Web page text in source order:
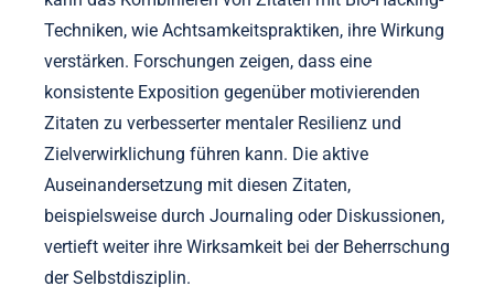
Techniken, wie Achtsamkeitspraktiken, ihre Wirkung
verstärken. Forschungen zeigen, dass eine
konsistente Exposition gegenüber motivierenden
Zitaten zu verbesserter mentaler Resilienz und
Zielverwirklichung führen kann. Die aktive
Auseinandersetzung mit diesen Zitaten,
beispielsweise durch Journaling oder Diskussionen,
vertieft weiter ihre Wirksamkeit bei der Beherrschung
der Selbstdisziplin.